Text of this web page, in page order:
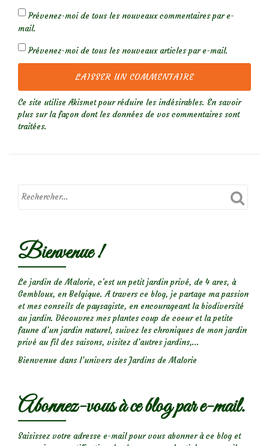
Prévenez-moi de tous les nouveaux commentaires par e-
mail.
Prévenez-moi de tous les nouveaux articles par e-mail.
Ce site utilise Akismet pour réduire les indésirables. En savoir
plus sur la façon dont les données de vos commentaires sont
traitées.
Bienvenue !
Le jardin de Malorie, c'est un petit jardin privé, de 4 ares, à
Gembloux, en Belgique. A travers ce blog, je partage ma passion
et mes conseils de paysagiste, en encourageant la biodiversité
au jardin. Découvrez mes plantes coup de coeur et la petite
faune d’un jardin naturel, suivez les chroniques de mon jardin
privé au fil des saisons, visitez d’autres jardins,...
Bienvenue dans l’univers des Jardins de Malorie
Abonnez-vous à ce blog par e-mail.
Saisissez votre adresse e-mail pour vous abonner à ce blog et